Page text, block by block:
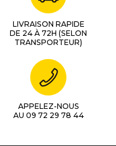
LIVRAISON RAPIDE
DE 24 À 72H (SELON
TRANSPORTEUR)
APPELEZ-NOUS
AU 09 72 29 78 44